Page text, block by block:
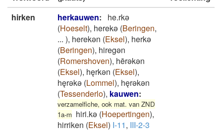
hirken
herkauwen:
he.rkǝ
(Hoeselt), herekǝ (Beringen,
... ), herekǝn (Eksel), herkǝ
(Beringen), hiregǝn
(Romershoven), hērǝkǝn
(Eksel), hęrkǝn (Eksel),
hęrǝkǝ (Lommel), hęrǝkǝn
(Tessenderlo), kauwen:
verzamelfiche, ook mat. van ZND
1a-m hiri.kə (Hoepertingen),
hirriken (Eksel) I-11, III-2-3